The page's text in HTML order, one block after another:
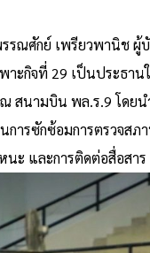
ณศักย์ เพรียวพานิช ผู้
าะกิจที่ 29 เป็นประธา
สนามบิน พล.ร.9 โดย
การซักซ้อมการตรวจส
ะ และการติดต่อสื่อสาร